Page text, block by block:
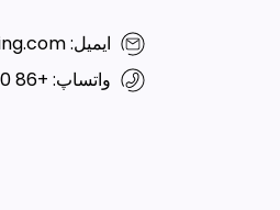
ایمیل: ceo@ruidapacking.com
واتساپ: +86 15817128250